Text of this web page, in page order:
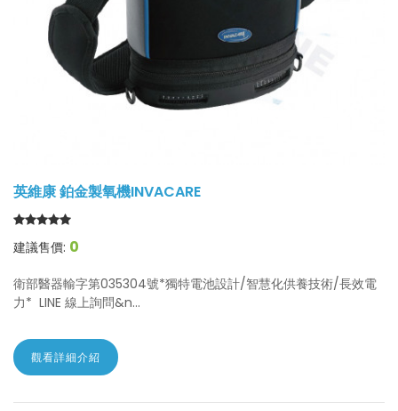
英維康 鉑金製氧機INVACARE
建議售價: 0
衛部醫器輸字第035304號*獨特電池設計/智慧化供養技術/長效電
力* LINE 線上詢問&n...
觀看詳細介紹